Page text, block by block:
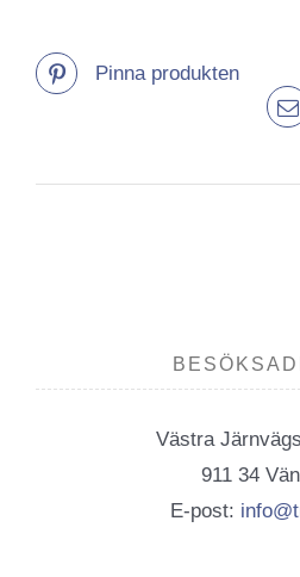
Pinna produkten
Västra
911 34
E-post: